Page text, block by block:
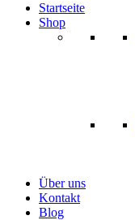
Startseite
Shop
Über uns
Kontakt
Blog